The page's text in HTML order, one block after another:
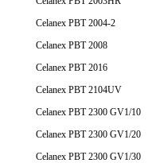
Celanex PBT 2004-2
Celanex PBT 2008
Celanex PBT 2016
Celanex PBT 2104UV
Celanex PBT 2300 GV1/10
Celanex PBT 2300 GV1/20
Celanex PBT 2300 GV1/30